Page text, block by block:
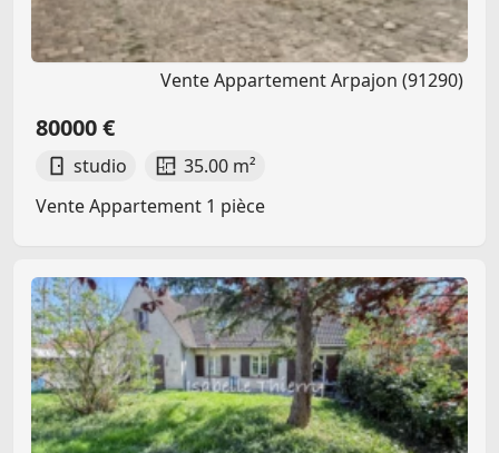
Vente Appartement Arpajon (91290)
80000 €
studio
35.00 m²
Vente Appartement 1 pièce